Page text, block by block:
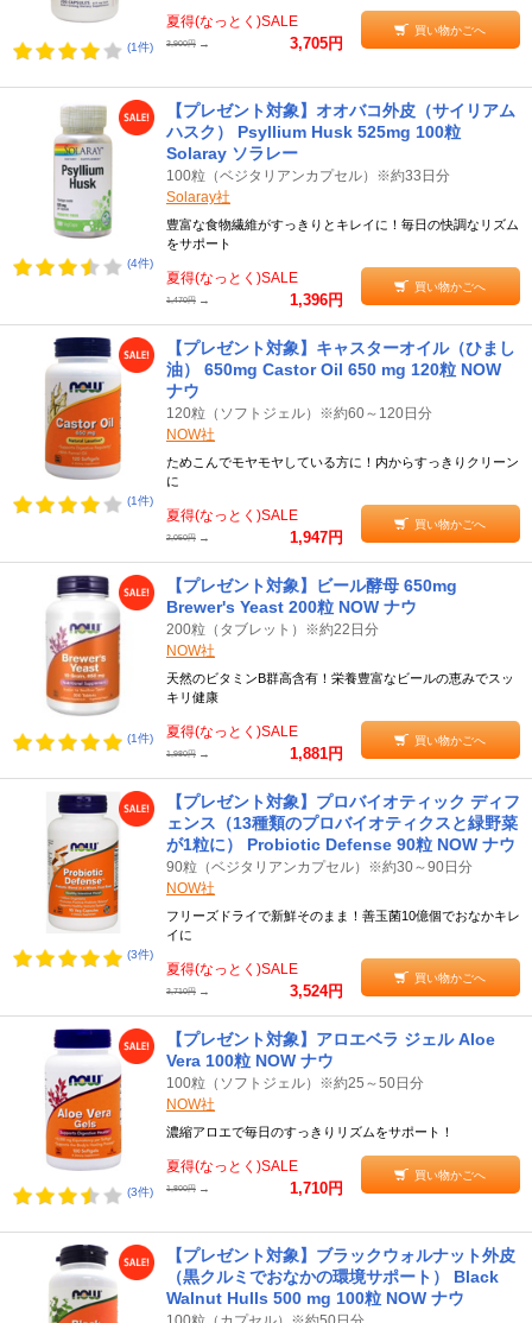
(1件)
夏得(なっとく)SALE
3,900円 → 3,705円
買い物かごへ
(4件)
【プレゼント対象】オオバコ外皮（サイリアム
ハスク） Psyllium Husk 525mg 100粒
Solaray ソラレー
100粒（ベジタリアンカプセル）※約33日分
Solaray社
豊富な食物繊維がすっきりとキレイに！毎日の快調なリズム
をサポート
夏得(なっとく)SALE
1,470円 → 1,396円
買い物かごへ
(1件)
【プレゼント対象】キャスターオイル（ひまし
油） 650mg Castor Oil 650 mg 120粒 NOW
ナウ
120粒（ソフトジェル）※約60～120日分
NOW社
ためこんでモヤモヤしている方に！内からすっきりクリーン
に
夏得(なっとく)SALE
2,050円 → 1,947円
買い物かごへ
(1件)
【プレゼント対象】ビール酵母 650mg
Brewer's Yeast 200粒 NOW ナウ
200粒（タブレット）※約22日分
NOW社
天然のビタミンB群高含有！栄養豊富なビールの恵みでスッ
キリ健康
夏得(なっとく)SALE
1,980円 → 1,881円
買い物かごへ
(3件)
【プレゼント対象】プロバイオティック ディフ
ェンス（13種類のプロバイオティクスと緑野菜
が1粒に） Probiotic Defense 90粒 NOW ナウ
90粒（ベジタリアンカプセル）※約30～90日分
NOW社
フリーズドライで新鮮そのまま！善玉菌10億個でおなかキレ
イに
夏得(なっとく)SALE
3,710円 → 3,524円
買い物かごへ
(3件)
【プレゼント対象】アロエベラ ジェル Aloe
Vera 100粒 NOW ナウ
100粒（ソフトジェル）※約25～50日分
NOW社
濃縮アロエで毎日のすっきりリズムをサポート！
夏得(なっとく)SALE
1,800円 → 1,710円
買い物かごへ
【プレゼント対象】ブラックウォルナット外皮
（黒クルミでおなかの環境サポート） Black
Walnut Hulls 500 mg 100粒 NOW ナウ